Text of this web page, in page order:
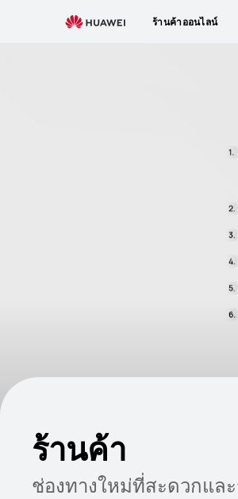
ร้านค้าออนไลน์
ร้านค้า
ช่องทางใหม่ที่สะดวกแล